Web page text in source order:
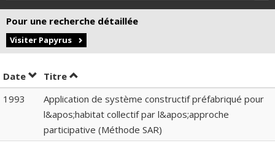
Pour une recherche détaillée
Visiter Papyrus
Date Trier par date en ordre décroissant
Titre Trier par titre en ordre décroissant
1993
Application de système constructif préfabriqué pour
l&apos;habitat collectif par l&apos;approche
participative (Méthode SAR)